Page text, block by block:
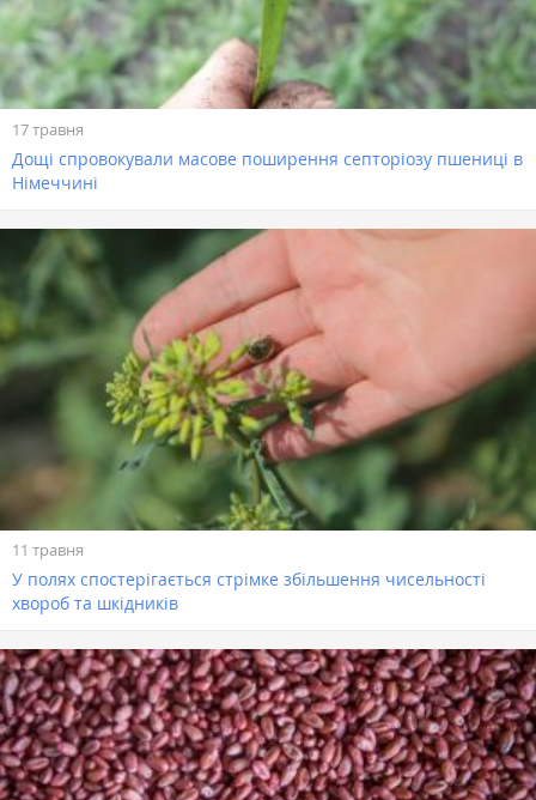
17 травня
Дощі спровокували масове поширення септоріозу пшениці в
Німеччині
11 травня
У полях спостерігається стрімке збільшення чисельності
хвороб та шкідників